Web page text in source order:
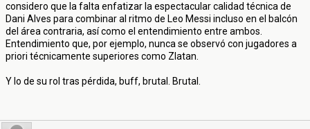
considero que la falta enfatizar la espectacular calidad técnica de
Dani Alves para combinar al ritmo de Leo Messi incluso en el balcón
del área contraria, así como el entendimiento entre ambos.
Entendimiento que, por ejemplo, nunca se observó con jugadores a
priori técnicamente superiores como Zlatan.
Y lo de su rol tras pérdida, buff, brutal. Brutal.